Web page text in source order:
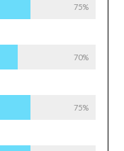
75%
70%
75%